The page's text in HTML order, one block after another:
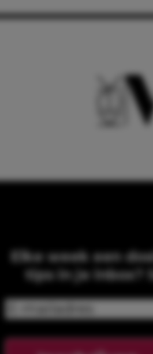
Elke week een
tips in je inbox?